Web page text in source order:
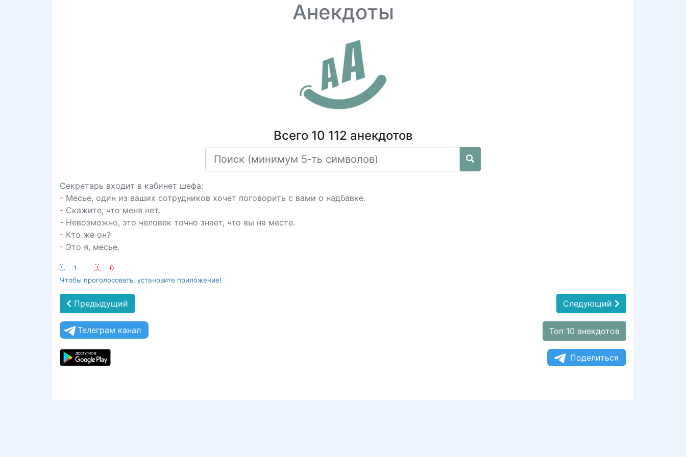
Анекдоты
Всего 10 112 анекдотов
Секретарь входит в кабинет шефа:
- Месье, один из ваших сотрудников хочет поговорить с вами о надбавке.
- Скажите, что меня нет.
- Невозможно, это человек точно знает, что вы на месте.
- Кто же он?
- Это я, месье.
:-) 1 :-(
0
Чтобы проголосовать, установите приложение!
Предыдущий Следующий
Телеграм канал Топ 10 анекдотов
Поделиться